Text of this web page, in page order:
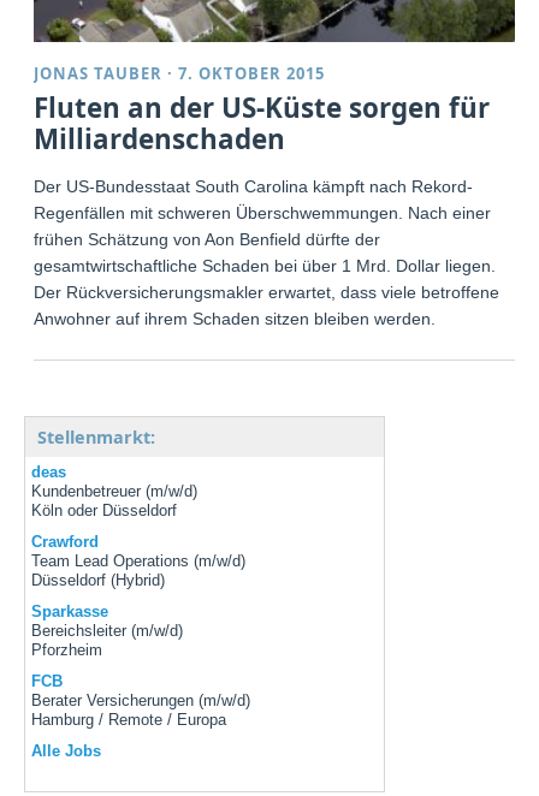
JONAS TAUBER ·7. OKTOBER 2015
Fluten an der US-Küste sorgen für
Milliardenschaden
Der US-Bundesstaat South Carolina kämpft nach Rekord-
Regenfällen mit schweren Überschwemmungen. Nach einer
frühen Schätzung von Aon Benfield dürfte der
gesamtwirtschaftliche Schaden bei über 1 Mrd. Dollar liegen.
Der Rückversicherungsmakler erwartet, dass viele betroffene
Anwohner auf ihrem Schaden sitzen bleiben werden.
Stellenmarkt:
deas
Kundenbetreuer (m/w/d)
Köln oder Düsseldorf
Crawford
Team Lead Operations (m/w/d)
Düsseldorf (Hybrid)
Sparkasse
Bereichsleiter (m/w/d)
Pforzheim
FCB
Berater Versicherungen (m/w/d)
Hamburg / Remote / Europa
Alle Jobs